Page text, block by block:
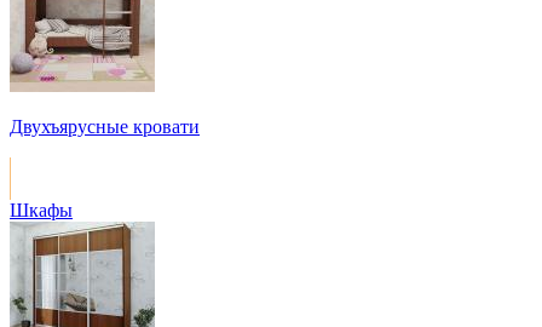
Двухъярусные кровати
Шкафы